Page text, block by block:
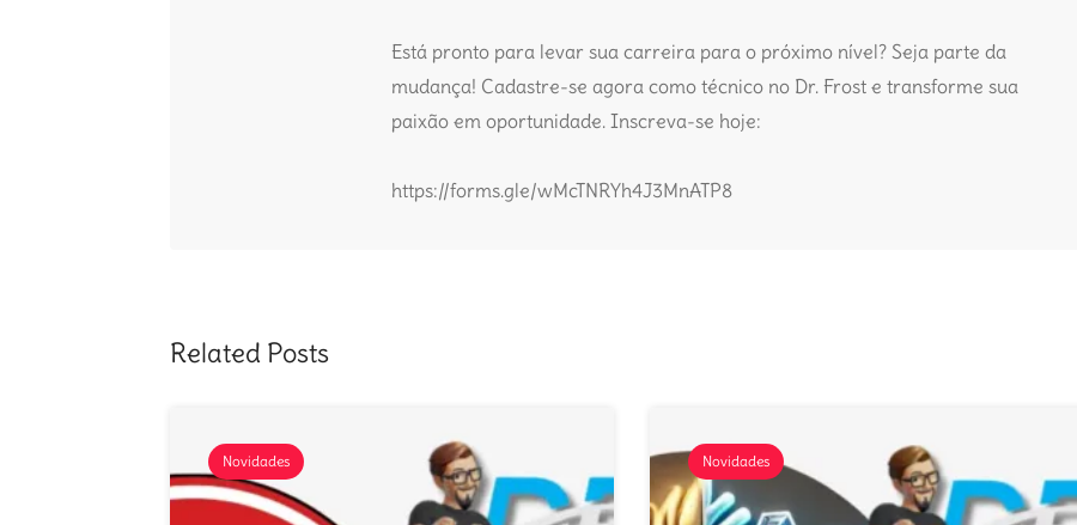
Está pronto para levar sua carreira para o próximo nível? Seja parte da
mudança! Cadastre-se agora como técnico no Dr. Frost e transforme sua
paixão em oportunidade. Inscreva-se hoje:
https://forms.gle/wMcTNRYh4J3MnATP8
Related Posts
Novidades Novidades